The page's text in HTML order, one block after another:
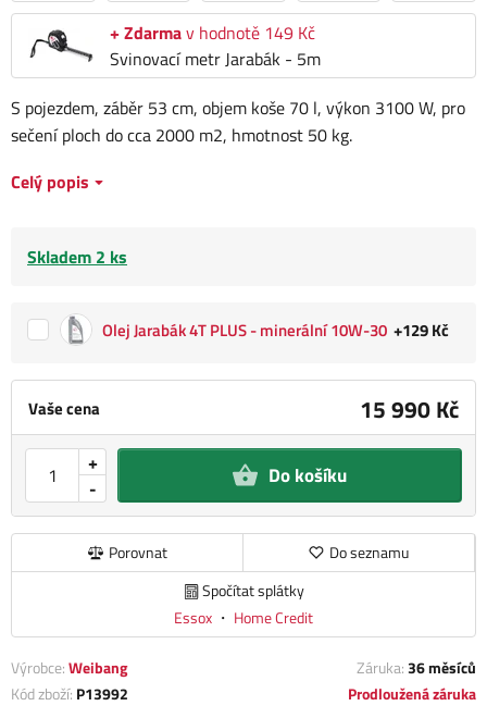
+ Zdarmav hodnotě 149 Kč
Svinovací metr Jarabák - 5m
Vaše cena 15 990 Kč
-
+ Do košíku
Porovnat
Do seznamu
Spočítat splátky
Essox ・ Home Credit
S pojezdem, záběr 53 cm, objem koše 70 l, výkon 3100 W, pro
sečení ploch do cca 2000 m2, hmotnost 50 kg.
Celý popis
Skladem 2 ks
Olej Jarabák 4T PLUS - minerální 10W-30 +129 Kč
Výrobce:Weibang Záruka:36 měsíců
Kód zboží: P13992 Prodloužená záruka